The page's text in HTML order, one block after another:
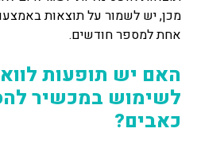
מכן, יש לשמור על תוצאות
אחת למספר חודשים.
האם יש תופעות
לשימוש במכשיר
כאבים?